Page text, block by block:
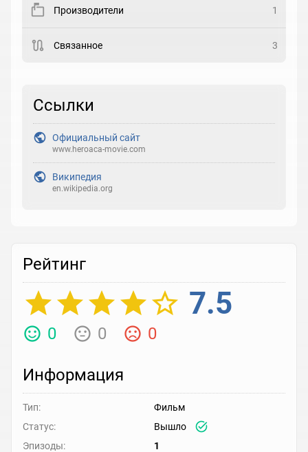
Рейтинг
Реакция
Производители 1
Связанное 3
Ссылки
Официальный сайт
www.heroaca-movie.com
Википедия
en.wikipedia.org
Рейтинг
7.5
0 0 0
Информация
Тип:
Фильм
Статус:
Вышло
Эпизоды:
1